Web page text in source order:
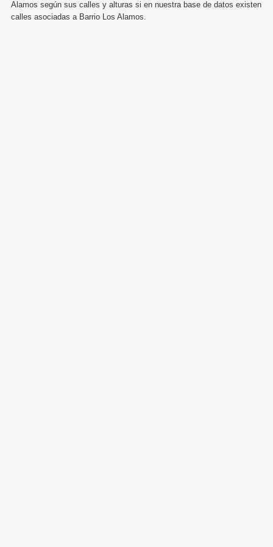
Alamos según sus calles y alturas si en nuestra base de datos existen
calles asociadas a Barrio Los Alamos.